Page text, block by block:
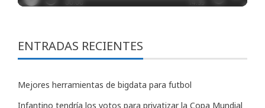
ENTRADAS RECIENTES
Mejores herramientas de bigdata para futbol
Infantino tendría los votos para privatizar la Copa Mundial